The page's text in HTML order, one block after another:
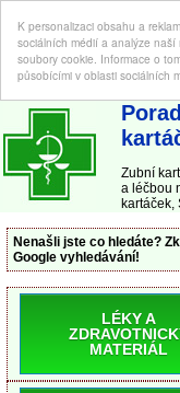
K personalizaci obsahu a
sociálních médií a analýze naší
soubory cookie. Informace o
působícími v oblasti sociálních
ABC-LEKARNA.cz |
Zubní
a léčbou
kartáček,
Nenašli jste co hledáte?
Google vyhledávání!
LÉKY A
MATERIÁL